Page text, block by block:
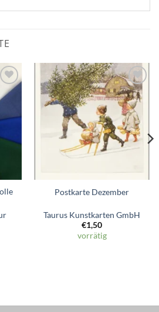
Zum
Wunschzettel
hinzufügen
Postkarte Dezember
Taurus Kunstkarten GmbH
€1,50
vorrätig